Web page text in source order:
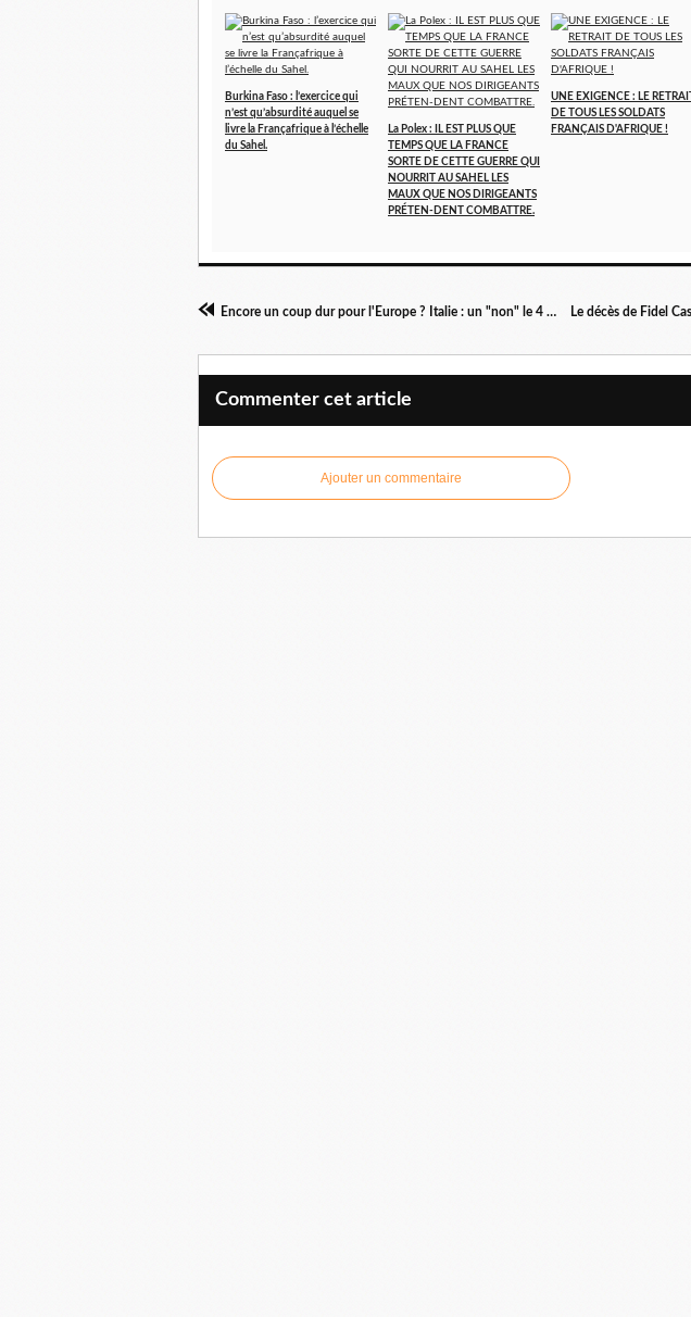
Burkina Faso : l’exercice qui
n’est qu’absurdité auquel se
livre la Françafrique à l’échelle
du Sahel.
La Polex : IL EST PLUS QUE
TEMPS QUE LA FRANCE
SORTE DE CETTE GUERRE QUI
NOURRIT AU SAHEL LES
MAUX QUE NOS DIRIGEANTS
PRÉTEN-DENT COMBATTRE.
UNE EXIGENCE : LE RETRAIT
DE TOUS LES SOLDATS
FRANÇAIS D'AFRIQUE !
Encore un coup dur pour l'Europe ? Italie : un "non" le 4 décembre conduira-t-il à une sortie de la zone euro ?
Commenter cet article
Ajouter un commentaire